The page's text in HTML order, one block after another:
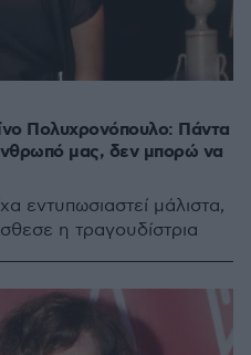
Πολυχρονόπουλο: Πάντα
μας, δεν μπορώ να
εντυπωσιαστεί μάλιστα,
η τραγουδίστρια